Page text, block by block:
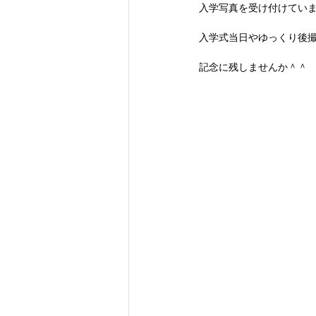
入学写真を受け付けていま
入学式当日やゆっくり後
記念に残しませんか＾＾